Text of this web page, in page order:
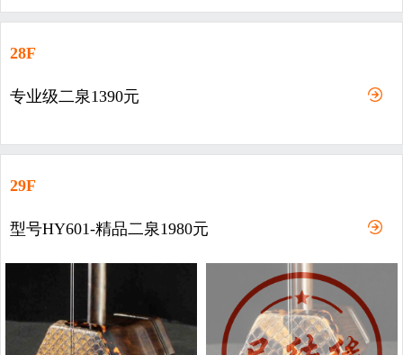
28F
专业级二泉1390元
29F
型号HY601-精品二泉1980元